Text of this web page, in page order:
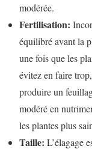
modérée.
Fertilisation:
équilibré avant la
une fois que les
évitez en faire
produire un
modéré en
les plantes plus
Taille: L’élagage